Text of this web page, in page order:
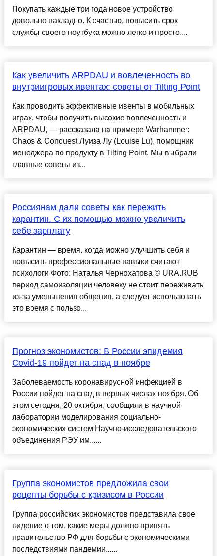
Покупать каждые три года новое устройство
довольно накладно. К счастью, повысить срок
службы своего ноутбука можно легко и просто....
Как увеличить ARPDAU и вовлеченность во
внутриигровых ивентах: советы от Tilting Point
Как проводить эффективные ивенты в мобильных
играх, чтобы получить высокие вовлеченность и
ARPDAU, — рассказала на примере Warhammer:
Chaos & Conquest Луиза Лу (Louise Lu), помощник
менеджера по продукту в Tilting Point. Мы выбрали
главные советы из...
Россиянам дали советы как пережить
карантин. С их помощью можно увеличить
себе зарплату
Карантин — время, когда можно улучшить себя и
повысить профессиональные навыки считают
психологи Фото: Наталья Чернохатова © URA.RUВ
период самоизоляции человеку не стоит переживать
из-за уменьшения общения, а следует использовать
это время с пользо...
Прогноз экономистов: В России эпидемия
Covid-19 пойдет на спад в ноябре
Заболеваемость коронавирусной инфекцией в
России пойдет на спад в первых числах ноября. Об
этом сегодня, 20 октября, сообщили в научной
лаборатории моделирования социально-
экономических систем Научно-исследовательского
объединения РЭУ им......
Группа экономистов предложила свои
рецепты борьбы с кризисом в России
Группа российских экономистов представила свое
видение о том, какие меры должно принять
правительство РФ для борьбы с экономическими
последствиями пандемии......